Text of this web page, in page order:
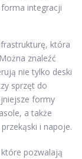
integracji
która
znaleźć
nie tylko deski
sprzęt do
formy
a także
i napoje.
pozwalają